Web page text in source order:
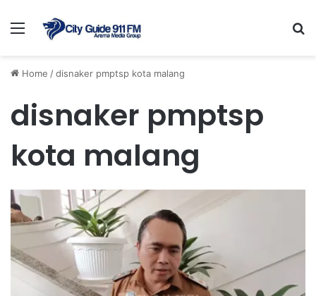
Menu
Home /disnaker pmptsp kota malang
disnaker pmptsp
kota malang